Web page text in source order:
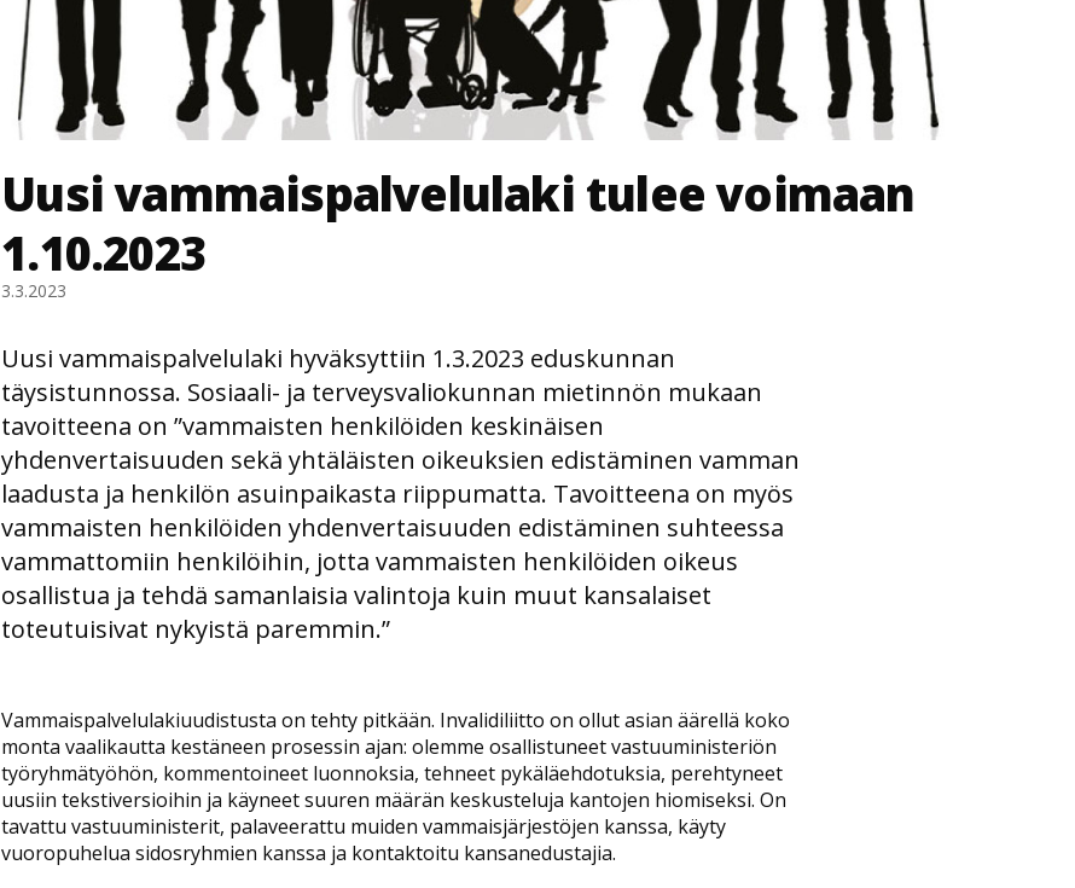
Uusi vammaispalvelulaki tulee voimaan
1.10.2023
3.3.2023
Uusi vammaispalvelulaki hyväksyttiin 1.3.2023 eduskunnan
täysistunnossa. Sosiaali- ja terveysvaliokunnan mietinnön mukaan
tavoitteena on ”vammaisten henkilöiden keskinäisen
yhdenvertaisuuden sekä yhtäläisten oikeuksien edistäminen vamman
laadusta ja henkilön asuinpaikasta riippumatta. Tavoitteena on myös
vammaisten henkilöiden yhdenvertaisuuden edistäminen suhteessa
vammattomiin henkilöihin, jotta vammaisten henkilöiden oikeus
osallistua ja tehdä samanlaisia valintoja kuin muut kansalaiset
toteutuisivat nykyistä paremmin.”
Vammaispalvelulakiuudistusta on tehty pitkään. Invalidiliitto on ollut asian äärellä koko
monta vaalikautta kestäneen prosessin ajan: olemme osallistuneet vastuuministeriön
työryhmätyöhön, kommentoineet luonnoksia, tehneet pykäläehdotuksia, perehtyneet
uusiin tekstiversioihin ja käyneet suuren määrän keskusteluja kantojen hiomiseksi. On
tavattu vastuuministerit, palaveerattu muiden vammaisjärjestöjen kanssa, käyty
vuoropuhelua sidosryhmien kanssa ja kontaktoitu kansanedustajia.